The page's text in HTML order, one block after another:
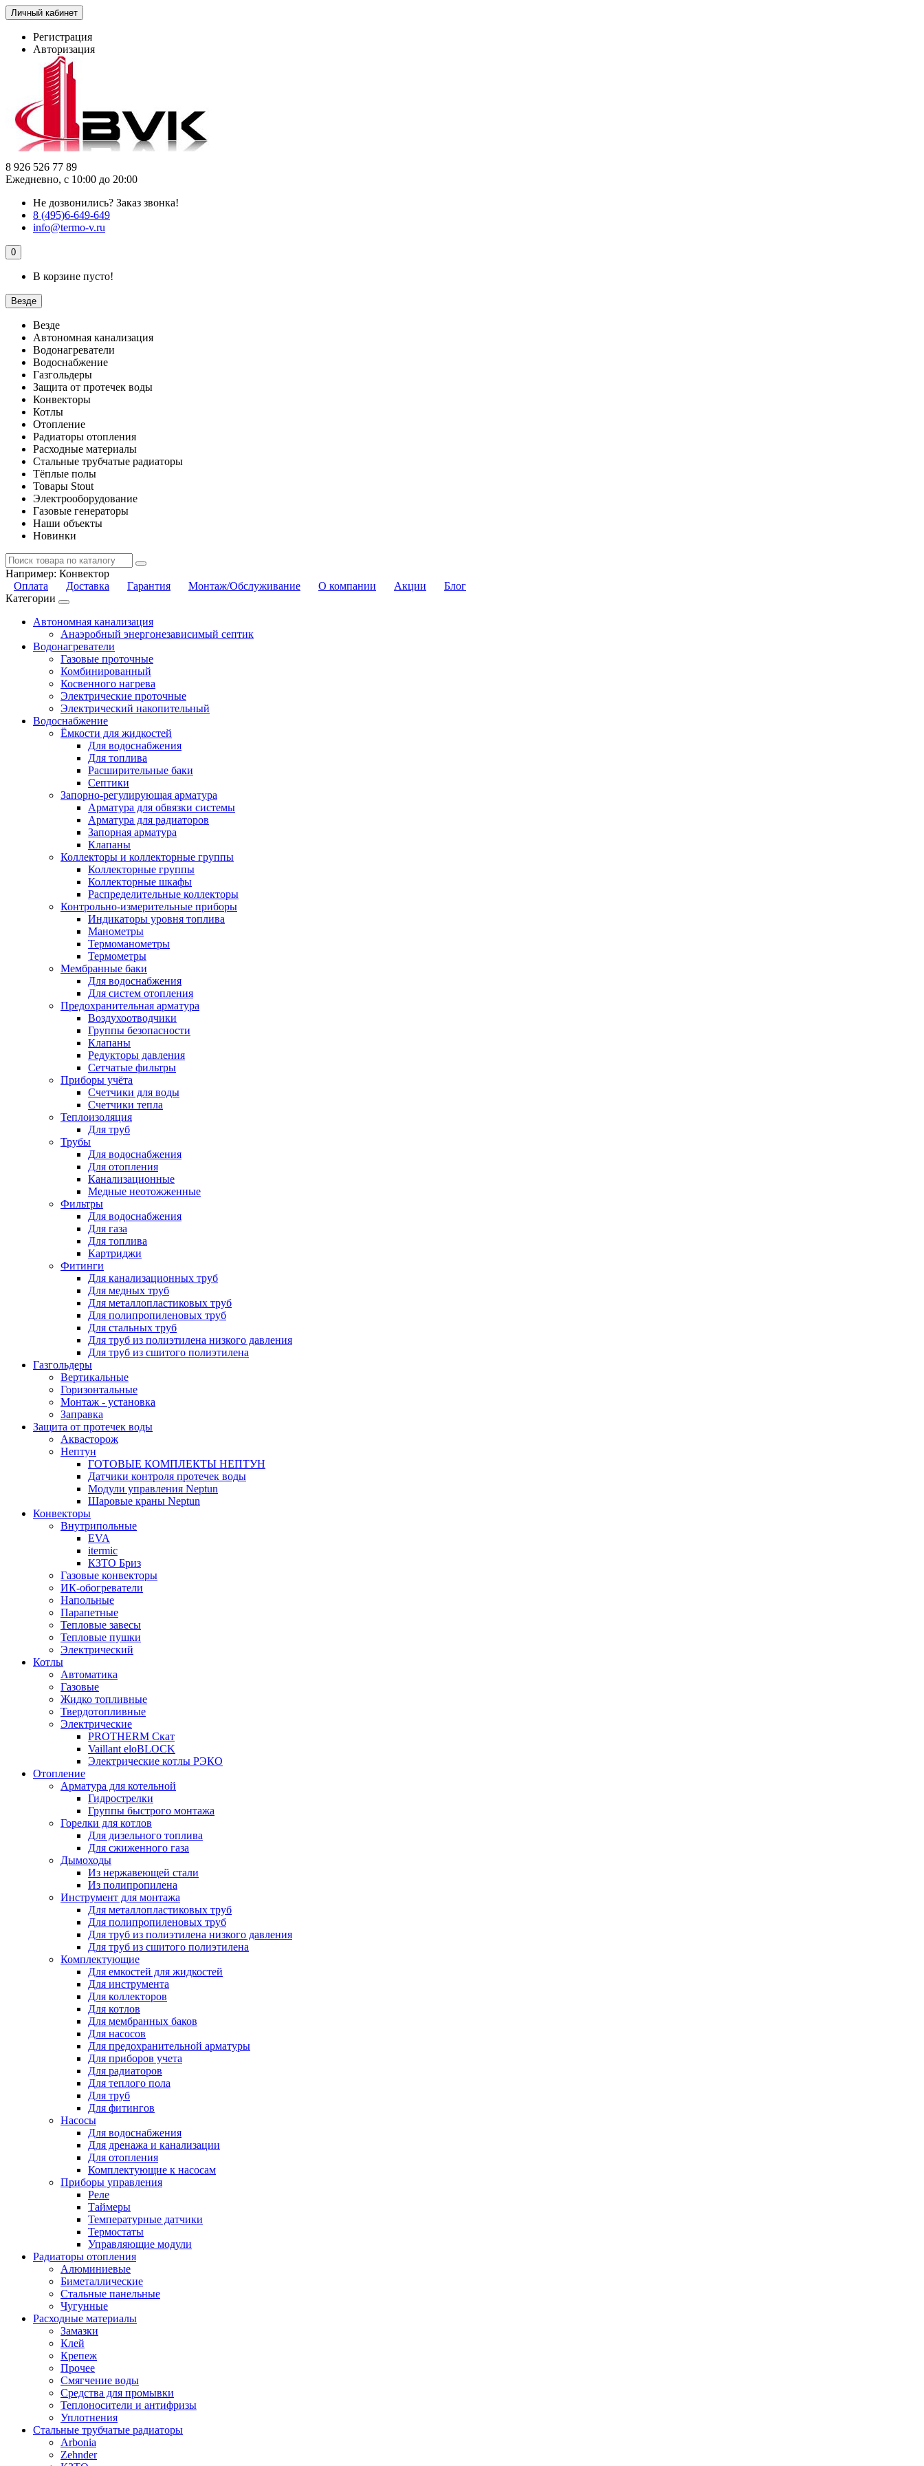
Личный кабинет
Регистрация
Авторизация
8 926 526 77 89
Ежедневно, с 10:00 до 20:00
Не дозвонились? Заказ звонка!
8 (495)6-649-649
info@termo-v.ru
0
В корзине пусто!
Везде
Везде
Автономная канализация
Водонагреватели
Водоснабжение
Газгольдеры
Защита от протечек воды
Конвекторы
Котлы
Отопление
Радиаторы отопления
Расходные материалы
Стальные трубчатые радиаторы
Тёплые полы
Товары Stout
Электрооборудование
Газовые генераторы
Наши объекты
Новинки
Например: Конвектор
Оплата
Доставка Гарантия Монтаж/Обслуживание О компании Акции
Блог
Категории
Автономная канализация
Анаэробный энергонезависимый септик
Водонагреватели
Газовые проточные
Комбинированный
Косвенного нагрева
Электрические проточные
Электрический накопительный
Водоснабжение
Ёмкости для жидкостей
Для водоснабжения
Для топлива
Расширительные баки
Септики
Запорно-регулирующая арматура
Арматура для обвязки системы
Арматура для радиаторов
Запорная арматура
Клапаны
Коллекторы и коллекторные группы
Коллекторные группы
Коллекторные шкафы
Распределительные коллекторы
Контрольно-измерительные приборы
Индикаторы уровня топлива
Манометры
Термоманометры
Термометры
Мембранные баки
Для водоснабжения
Для систем отопления
Предохранительная арматура
Воздухоотводчики
Группы безопасности
Клапаны
Редукторы давления
Сетчатые фильтры
Приборы учёта
Счетчики для воды
Счетчики тепла
Теплоизоляция
Для труб
Трубы
Для водоснабжения
Для отопления
Канализационные
Медные неотожженные
Фильтры
Для водоснабжения
Для газа
Для топлива
Картриджи
Фитинги
Для канализационных труб
Для медных труб
Для металлопластиковых труб
Для полипропиленовых труб
Для стальных труб
Для труб из полиэтилена низкого давления
Для труб из сшитого полиэтилена
Газгольдеры
Вертикальные
Горизонтальные
Монтаж - установка
Заправка
Защита от протечек воды
Аквасторож
Нептун
ГОТОВЫЕ КОМПЛЕКТЫ НЕПТУН
Датчики контроля протечек воды
Модули управления Neptun
Шаровые краны Neptun
Конвекторы
Внутрипольные
EVA
itermic
КЗТО Бриз
Газовые конвекторы
ИК-обогреватели
Напольные
Парапетные
Тепловые завесы
Тепловые пушки
Электрический
Котлы
Автоматика
Газовые
Жидко топливные
Твердотопливные
Электрические
PROTHERM Скат
Vaillant eloBLOCK
Электрические котлы РЭКО
Отопление
Арматура для котельной
Гидрострелки
Группы быстрого монтажа
Горелки для котлов
Для дизельного топлива
Для сжиженного газа
Дымоходы
Из нержавеющей стали
Из полипропилена
Инструмент для монтажа
Для металлопластиковых труб
Для полипропиленовых труб
Для труб из полиэтилена низкого давления
Для труб из сшитого полиэтилена
Комплектующие
Для емкостей для жидкостей
Для инструмента
Для коллекторов
Для котлов
Для мембранных баков
Для насосов
Для предохранительной арматуры
Для приборов учета
Для радиаторов
Для теплого пола
Для труб
Для фитингов
Насосы
Для водоснабжения
Для дренажа и канализации
Для отопления
Комплектующие к насосам
Приборы управления
Реле
Таймеры
Температурные датчики
Термостаты
Управляющие модули
Радиаторы отопления
Алюминиевые
Биметаллические
Стальные панельные
Чугунные
Расходные материалы
Замазки
Клей
Крепеж
Прочее
Смягчение воды
Средства для промывки
Теплоносители и антифризы
Уплотнения
Стальные трубчатые радиаторы
Arbonia
Zehnder